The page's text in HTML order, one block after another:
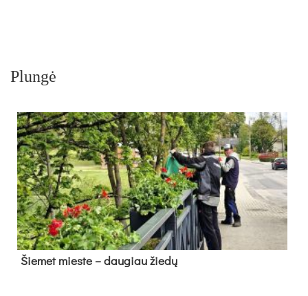
Plungė
Šie­met mies­te – dau­giau žie­dų